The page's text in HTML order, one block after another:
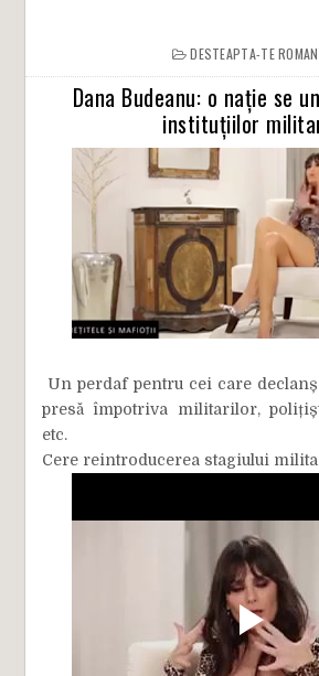
DESTEAPTA-TE
Dana Budeanu: o nație se
instituțiilor
Un perdaf pentru cei care
presă împotriva militarilor,
etc.
Cere reintroducerea stagiului